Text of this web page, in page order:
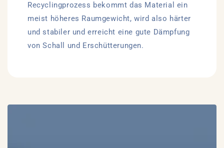
Recyclingprozess bekommt das Material ein
meist höheres Raumgewicht, wird also härter
und stabiler und erreicht eine gute Dämpfung
von Schall und Erschütterungen.